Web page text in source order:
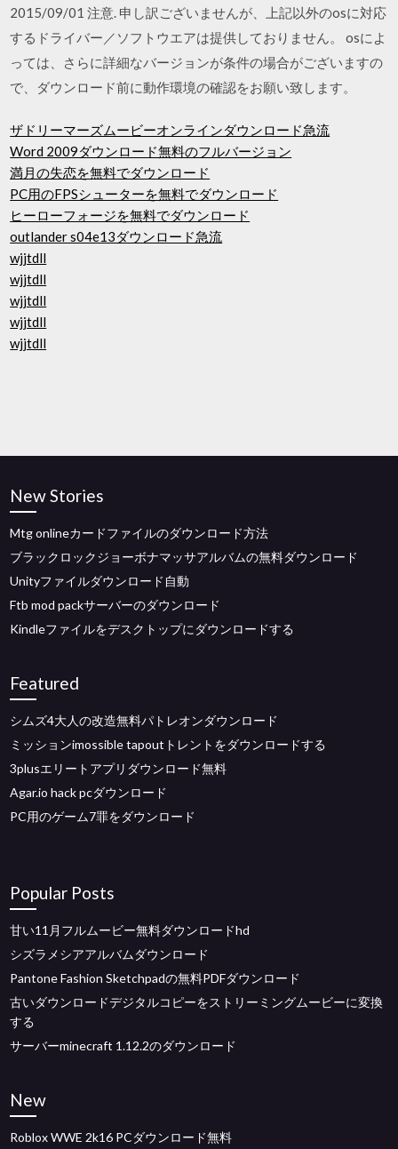
2015/09/01 注意. 申し訳ございませんが、上記以外のosに対応
するドライバー／ソフトウエアは提供しておりません。 osによ
っては、さらに詳細なバージョンが条件の場合がございますの
で、ダウンロード前に動作環境の確認をお願い致します。
ザドリーマーズムービーオンラインダウンロード急流
Word 2009ダウンロード無料のフルバージョン
満月の失恋を無料でダウンロード
PC用のFPSシューターを無料でダウンロード
ヒーローフォージを無料でダウンロード
outlander s04e13ダウンロード急流
wjjtdll
wjjtdll
wjjtdll
wjjtdll
wjjtdll
New Stories
Mtg onlineカードファイルのダウンロード方法
ブラックロックジョーボナマッサアルバムの無料ダウンロード
Unityファイルダウンロード自動
Ftb mod packサーバーのダウンロード
Kindleファイルをデスクトップにダウンロードする
Featured
シムズ4大人の改造無料パトレオンダウンロード
ミッションimossible tapoutトレントをダウンロードする
3plusエリートアプリダウンロード無料
Agar.io hack pcダウンロード
PC用のゲーム7罪をダウンロード
Popular Posts
甘い11月フルムービー無料ダウンロードhd
シズラメシアアルバムダウンロード
Pantone Fashion Sketchpadの無料PDFダウンロード
古いダウンロードデジタルコピーをストリーミングムービーに変換
する
サーバーminecraft 1.12.2のダウンロード
New
Roblox WWE 2k16 PCダウンロード無料